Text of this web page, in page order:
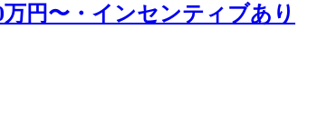
円〜・インセンティブあり